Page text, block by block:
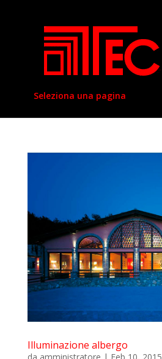
Seleziona una pagina
Illuminazione albergo